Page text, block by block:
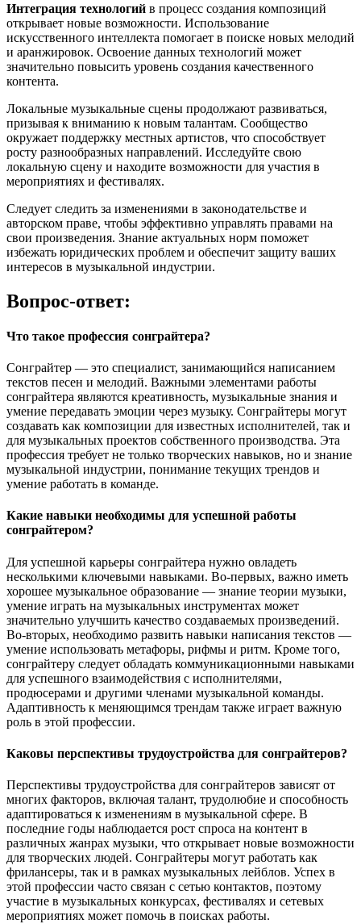
Интеграция технологий в процесс создания композиций
открывает новые возможности. Использование
искусственного интеллекта помогает в поиске новых мелодий
и аранжировок. Освоение данных технологий может
значительно повысить уровень создания качественного
контента.
Локальные музыкальные сцены продолжают развиваться,
призывая к вниманию к новым талантам. Сообщество
окружает поддержку местных артистов, что способствует
росту разнообразных направлений. Исследуйте свою
локальную сцену и находите возможности для участия в
мероприятиях и фестивалях.
Следует следить за изменениями в законодательстве и
авторском праве, чтобы эффективно управлять правами на
свои произведения. Знание актуальных норм поможет
избежать юридических проблем и обеспечит защиту ваших
интересов в музыкальной индустрии.
Вопрос-ответ:
Что такое профессия сонграйтера?
Сонграйтер — это специалист, занимающийся написанием
текстов песен и мелодий. Важными элементами работы
сонграйтера являются креативность, музыкальные знания и
умение передавать эмоции через музыку. Сонграйтеры могут
создавать как композиции для известных исполнителей, так и
для музыкальных проектов собственного производства. Эта
профессия требует не только творческих навыков, но и знание
музыкальной индустрии, понимание текущих трендов и
умение работать в команде.
Какие навыки необходимы для успешной работы
сонграйтером?
Для успешной карьеры сонграйтера нужно овладеть
несколькими ключевыми навыками. Во-первых, важно иметь
хорошее музыкальное образование — знание теории музыки,
умение играть на музыкальных инструментах может
значительно улучшить качество создаваемых произведений.
Во-вторых, необходимо развить навыки написания текстов —
умение использовать метафоры, рифмы и ритм. Кроме того,
сонграйтеру следует обладать коммуникационными навыками
для успешного взаимодействия с исполнителями,
продюсерами и другими членами музыкальной команды.
Адаптивность к меняющимся трендам также играет важную
роль в этой профессии.
Каковы перспективы трудоустройства для сонграйтеров?
Перспективы трудоустройства для сонграйтеров зависят от
многих факторов, включая талант, трудолюбие и способность
адаптироваться к изменениям в музыкальной сфере. В
последние годы наблюдается рост спроса на контент в
различных жанрах музыки, что открывает новые возможности
для творческих людей. Сонграйтеры могут работать как
фрилансеры, так и в рамках музыкальных лейблов. Успех в
этой профессии часто связан с сетью контактов, поэтому
участие в музыкальных конкурсах, фестивалях и сетевых
мероприятиях может помочь в поисках работы.